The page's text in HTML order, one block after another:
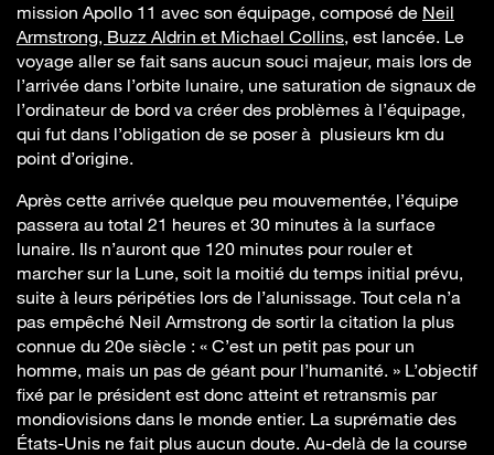
mission Apollo 11 avec son équipage, composé de Neil
Armstrong, Buzz Aldrin et Michael Collins, est lancée. Le
voyage aller se fait sans aucun souci majeur, mais lors de
l’arrivée dans l’orbite lunaire, une saturation de signaux de
l’ordinateur de bord va créer des problèmes à l’équipage,
qui fut dans l’obligation de se poser à plusieurs km du
point d’origine.
Après cette arrivée quelque peu mouvementée, l’équipe
passera au total 21 heures et 30 minutes à la surface
lunaire. Ils n’auront que 120 minutes pour rouler et
marcher sur la Lune, soit la moitié du temps initial prévu,
suite à leurs péripéties lors de l’alunissage. Tout cela n’a
pas empêché Neil Armstrong de sortir la citation la plus
connue du 20e siècle : « C’est un petit pas pour un
homme, mais un pas de géant pour l’humanité. » L’objectif
fixé par le président est donc atteint et retransmis par
mondiovisions dans le monde entier. La suprématie des
États-Unis ne fait plus aucun doute. Au-delà de la course